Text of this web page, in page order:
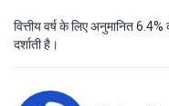
वित्तीय वर्ष के लिए अनुमानित
दर्शाती है।